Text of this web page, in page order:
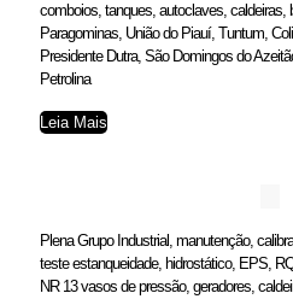
comboios, tanques, autoclaves, caldeiras,
Paragominas, União do Piauí, Tuntum,
Presidente Dutra, São Domingos do
Petrolina
Leia Mais
Plena Grupo Industrial, manutenção,
teste estanqueidade, hidrostático, EPS,
NR 13 vasos de pressão, geradores,